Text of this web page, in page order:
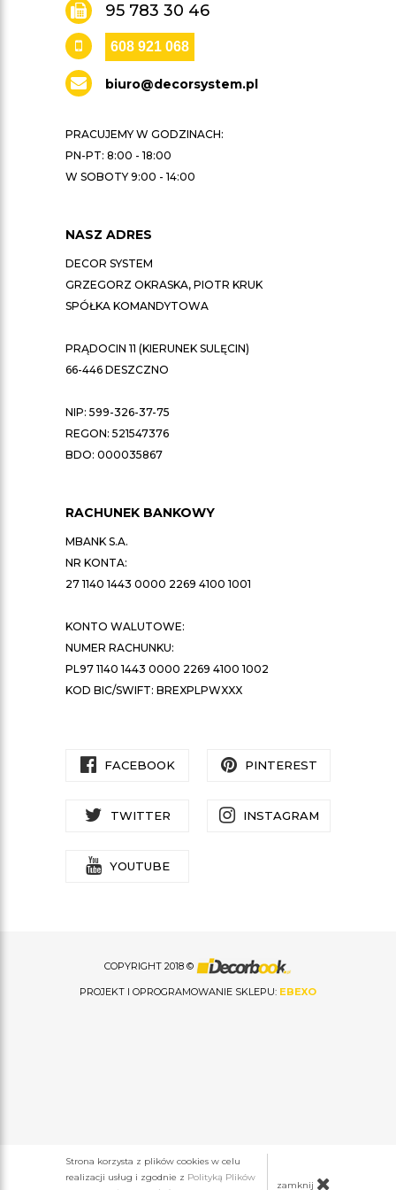
95 783 30 46
608 921 068
biuro@decorsystem.pl
PRACUJEMY W GODZINACH:
PN-PT: 8:00 - 18:00
W SOBOTY 9:00 - 14:00
NASZ ADRES
DECOR SYSTEM
GRZEGORZ OKRASKA, PIOTR KRUK
SPÓŁKA KOMANDYTOWA
PRĄDOCIN 11 (KIERUNEK SULĘCIN)
66-446 DESZCZNO
NIP: 599-326-37-75
REGON: 521547376
BDO: 000035867
RACHUNEK BANKOWY
MBANK S.A.
NR KONTA:
27 1140 1443 0000 2269 4100 1001
KONTO WALUTOWE:
NUMER RACHUNKU:
PL97 1140 1443 0000 2269 4100 1002
KOD BIC/SWIFT: BREXPLPWXXX
FACEBOOK PINTEREST
TWITTER INSTAGRAM
YOUTUBE
COPYRIGHT 2018 ©
PROJEKT I OPROGRAMOWANIE SKLEPU: EBEXO
Strona korzysta z plików cookies w celu
realizacji usług i zgodnie z Polityką Plików
zamknij